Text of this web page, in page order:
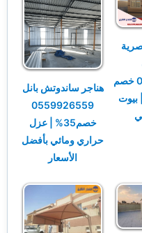
0559926559 خصم
| بيوت
هناجر ساندوتش بانل
0559926559
خصم35% | عزل
حراري ومائي بأفضل
الأسعار